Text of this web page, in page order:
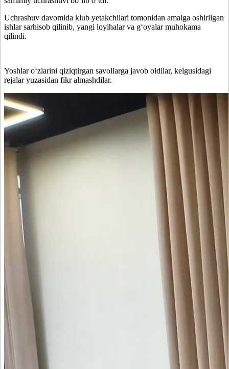
Uchrashuv davomida klub yetakchilari tomonidan amalga oshirilgan
ishlar sarhisob qilinib, yangi loyihalar va g‘oyalar muhokama
qilindi.
Yoshlar o‘zlarini qiziqtirgan savollarga javob oldilar, kelgusidagi
rejalar yuzasidan fikr almashdilar.